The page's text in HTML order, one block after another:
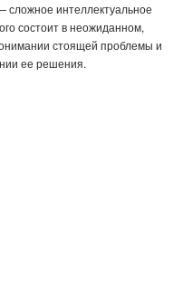
сложное интеллектуальное
состоит в неожиданном,
стоящей проблемы и
ее решения.